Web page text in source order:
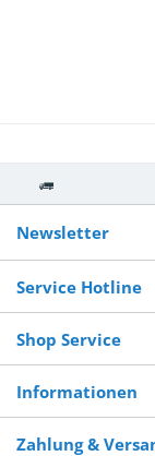
Kostenloser
Versand ab €
250,-
Newsletter
Service Hotline
Shop Service
Informationen
Zahlung &